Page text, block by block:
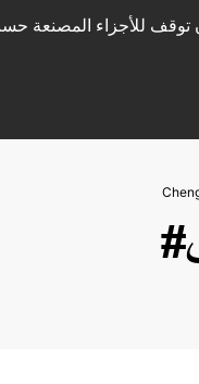
للأجزاء المصنعة